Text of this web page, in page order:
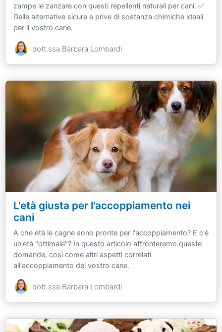
zampe le zanzare con questi repellenti naturali per cani. ✅
Delle alternative sicure e prive di sostanza chimiche ideali
per il vostro cane.
dott.ssa Barbara Lombardi
L'età giusta per l'accoppiamento nei
cani
A che età le cagne sono pronte per l'accoppiamento? E c'è
un'età "ottimale"? In questo articolo affronteremo queste
domande, così come altri aspetti correlati
all'accoppiamento del vostro cane.
dott.ssa Barbara Lombardi